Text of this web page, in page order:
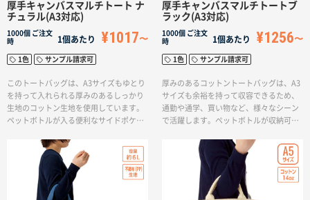
厚手キャンバスマルチトート ナ
チュラル(A3対応)
1000個 ご注文
時
1個あたり ¥1017
1色 サンプル請求可
このトートバッグは、A3サイズもゆとり
を持って入れられる厚みのあるしっかり
生地のコットン生地を使用しています。
ペットボトルが入る便利なサイドポケッ
ウトドアや日用使いのトートバッグとし
てもおすすめです。物販としてもご利用
いただけます。単色印刷に対応してお
り、お好みのデザインでオリジナルトー
トバッグを作ることができます。※エコ
厚手キャンバスマルチトートブ
ラック(A3対応)
1000個 ご注文
時
1個あたり ¥1256
1色 サンプル請求可
厚みのあるコットントートバッグは、A3
サイズも余裕を持って収容できるため、
通勤や通学、買い物など、様々なシーン
で活躍します。ペットボトルが収納可能
利用も可能です。